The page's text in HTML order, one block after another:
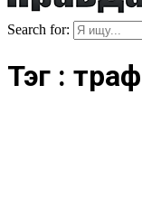
Search for:
Тэг :